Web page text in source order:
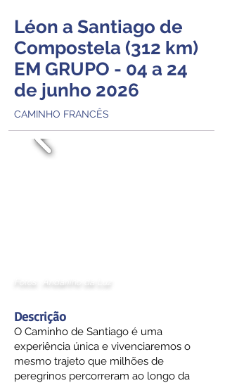
Léon a Santiago de
Compostela (312 km)
EM GRUPO - 04 a 24
de junho 2026
CAMINHO FRANCÊS
Fotos: Andarilho da Luz
Descrição
O Caminho de Santiago é uma
experiência única e vivenciaremos o
mesmo trajeto que milhões de
peregrinos percorreram ao longo da